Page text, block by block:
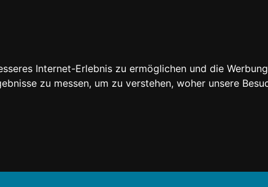
Internet-Erlebnis zu ermöglichen und die
zu messen, um zu verstehen, woher unsere